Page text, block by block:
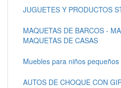
JUGUETES Y PRODUCTOS
MAQUETAS DE BARCOS -
MAQUETAS DE CASAS
Muebles para niños pequeños
AUTOS DE CHOQUE CON